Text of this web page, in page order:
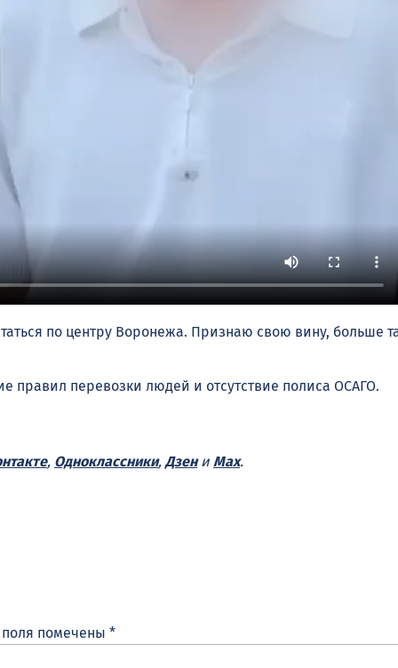
по центру Воронежа. Признаю свою вину, больше
правил перевозки людей и отсутствие полиса ОСАГО.
, Одноклассники, Дзени Max.
помечены *